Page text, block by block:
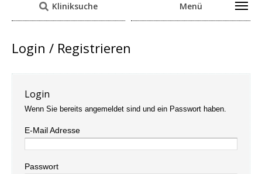
Kliniksuche Menü
Login / Registrieren
Login
Wenn Sie bereits angemeldet sind und ein Passwort haben.
E-Mail Adresse
Passwort